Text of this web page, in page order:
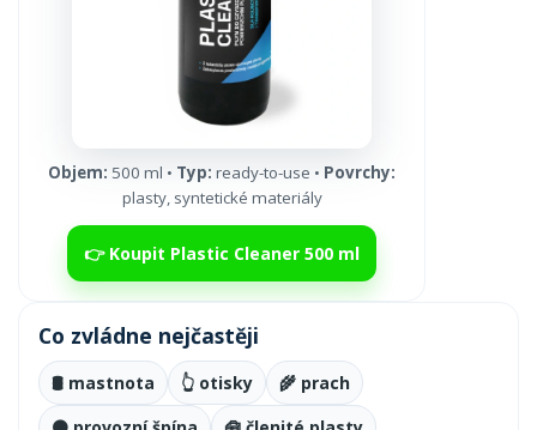
Objem: 500 ml • Typ: ready-to-use • Povrchy:
plasty, syntetické materiály
👉 Koupit Plastic Cleaner 500 ml
Co zvládne nejčastěji
🛢️ mastnota 👆 otisky
🌾 prach